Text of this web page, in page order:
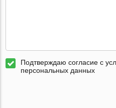
Подтверждаю согласие с
персональных данных